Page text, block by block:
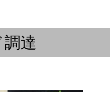
祈りと音楽
達